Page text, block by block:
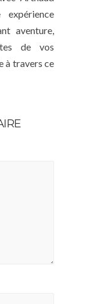
aventure,
de vos
à travers ce